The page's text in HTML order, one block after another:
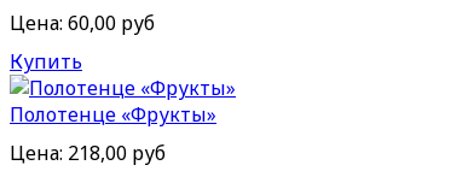
Цена: 60,00 руб
Купить
Полотенце «Фрукты»
Цена: 218,00 руб